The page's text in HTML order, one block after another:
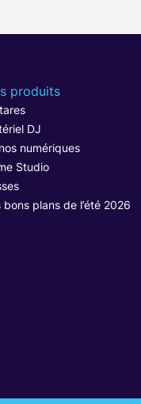
produits
DJ
numériques
Studio
bons plans de l’été 2026